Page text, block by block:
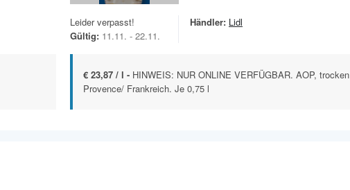
Leider verpasst!
Gültig: 11.11. - 22.11.
Händler: Lidl
€ 23,87 / l - HINWEIS: NUR ONLINE VERFÜGBAR. AOP, trocken
Provence/ Frankreich. Je 0,75 l